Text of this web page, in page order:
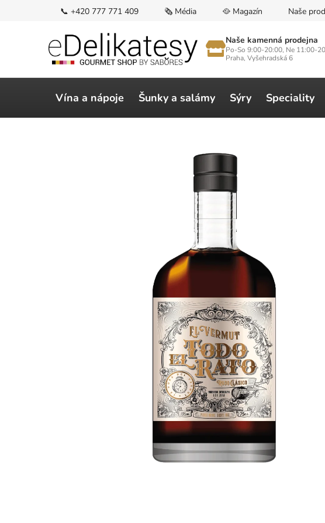
📞 +420 777 771 409 🗞️ Média 🥘 Magazín Naše
Naše kamenná prodejna
Po-So 9:00-20:00, Ne 11:00-
Praha, Vyšehradská 6
Vína a nápoje Šunky a salámy Sýry Speciality